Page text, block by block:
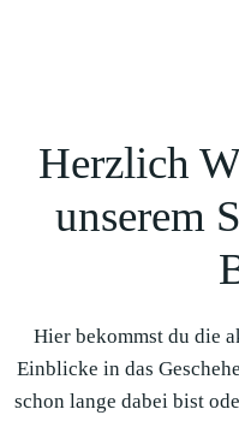
Herzlich
unserem
Hier bekommst du die
Einblicke in das
schon lange dabei bist